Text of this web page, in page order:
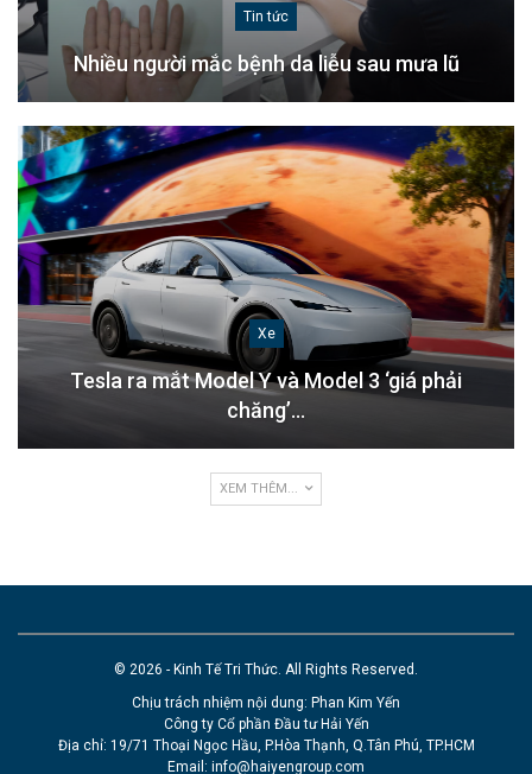
Tin tức
Nhiều người mắc bệnh da liễu sau mưa lũ
Xe
Tesla ra mắt Model Y và Model 3 ‘giá phải
chăng’…
XEM THÊM...
© 2026 - Kinh Tế Tri Thức. All Rights Reserved.
Chịu trách nhiệm nội dung: Phan Kim Yến
Công ty Cổ phần Đầu tư Hải Yến
Địa chỉ: 19/71 Thoại Ngọc Hầu, P.Hòa Thạnh, Q.Tân Phú, TP.HCM
Email: info@haiyengroup.com